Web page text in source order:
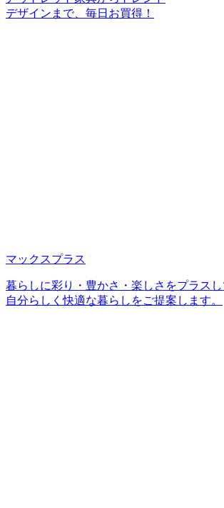
デザインまで、毎日お買得！
マックスプラス
暮らしに彩り・豊かさ・楽しさをプラスし
自分らしく快適な暮らしをご提案します。